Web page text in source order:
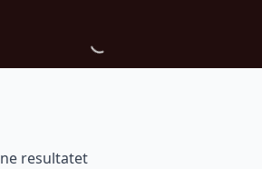
resultatet